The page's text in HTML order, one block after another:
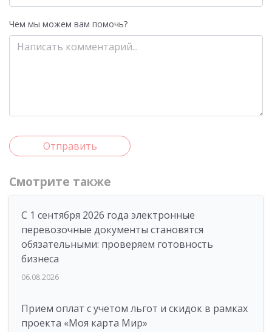
Чем мы можем вам помочь?
Отправить
Смотрите также
С 1 сентября 2026 года электронные
перевозочные документы становятся
обязательными: проверяем готовность
бизнеса
06.08.2026
Прием оплат с учетом льгот и скидок в рамках
проекта «Моя карта Мир»